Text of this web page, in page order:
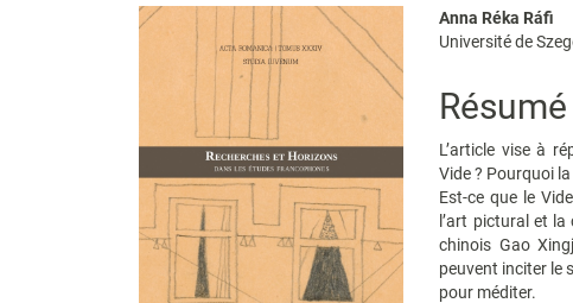
Barre
latérale
l'article
Contenu
principal
de
l'article
Anna Réka Ráfi
Université de
Résumé
L’article vise à
Vide ? Pourquoi
Est-ce que le
l’art pictural et
chinois Gao
peuvent inciter le
pour méditer.